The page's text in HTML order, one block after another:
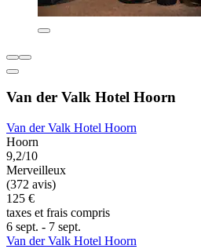
Van der Valk Hotel Hoorn
Van der Valk Hotel Hoorn
Hoorn
9,2/10
Merveilleux
(372 avis)
125 €
taxes et frais compris
6 sept. - 7 sept.
Van der Valk Hotel Hoorn